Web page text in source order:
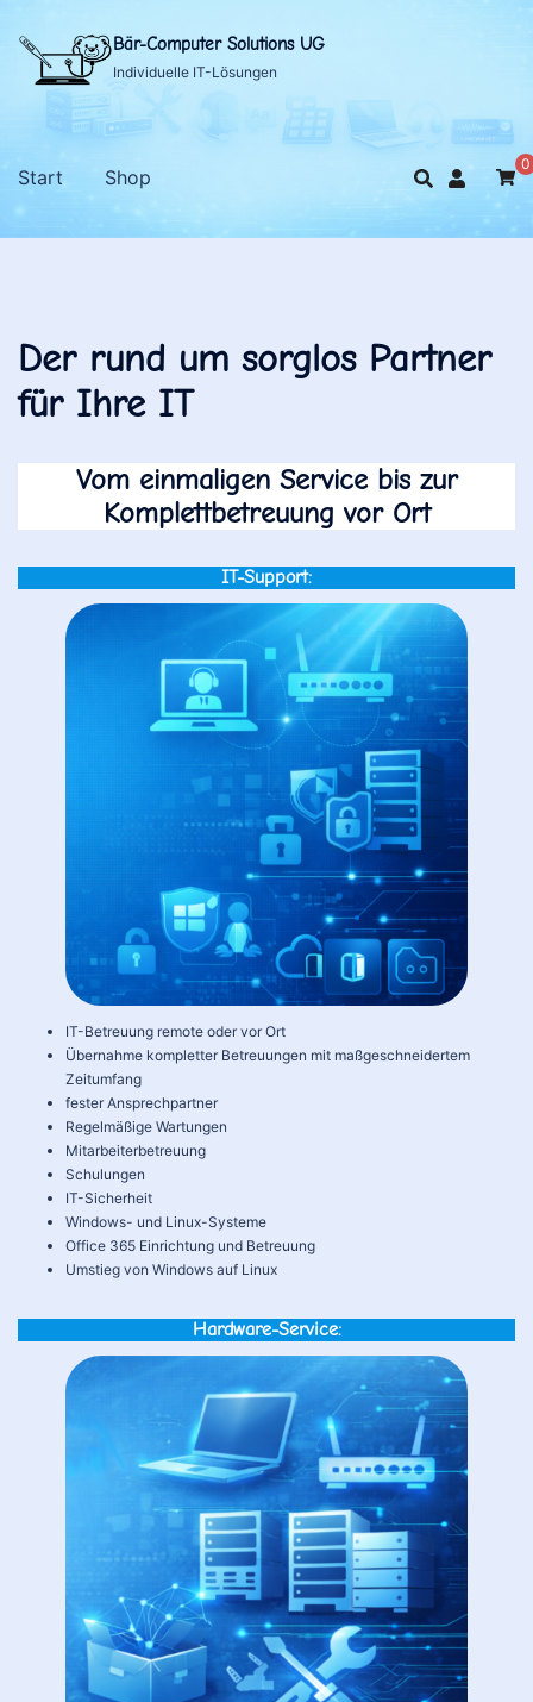
Inhalt
springen
Bär-Computer Solutions UG
Individuelle IT-Lösungen
Start Shop
0
Der rund um sorglos Partner
für Ihre IT
Vom einmaligen Service bis zur
Komplettbetreuung vor Ort
IT-Support:
IT-Betreuung remote oder vor Ort
Übernahme kompletter Betreuungen mit maßgeschneidertem
Zeitumfang
fester Ansprechpartner
Regelmäßige Wartungen
Mitarbeiterbetreuung
Schulungen
IT-Sicherheit
Windows- und Linux-Systeme
Office 365 Einrichtung und Betreuung
Umstieg von Windows auf Linux
Hardware-Service: